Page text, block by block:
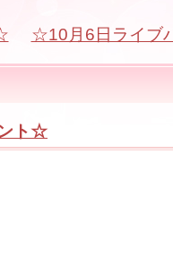
☆10月6日ライブ
ト☆